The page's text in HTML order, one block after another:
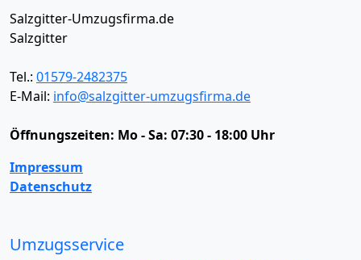
Salzgitter-Umzugsfirma.de
Salzgitter
Tel.: 01579-2482375
E-Mail: info@salzgitter-umzugsfirma.de
Öffnungszeiten: Mo - Sa: 07:30 - 18:00 Uhr
Impressum
Datenschutz
Umzugsservice